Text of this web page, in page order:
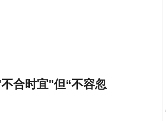
合时宜"但“不容忽